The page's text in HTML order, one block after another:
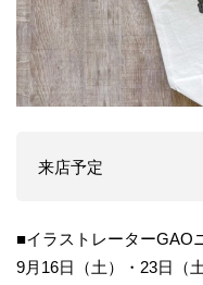
来店予定
■イラストレーターGAO
9月16日（土）・23日（